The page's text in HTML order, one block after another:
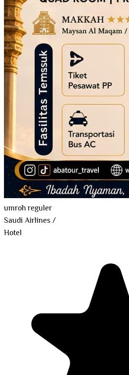
umroh reguler
Saudi Airlines/
Hotel